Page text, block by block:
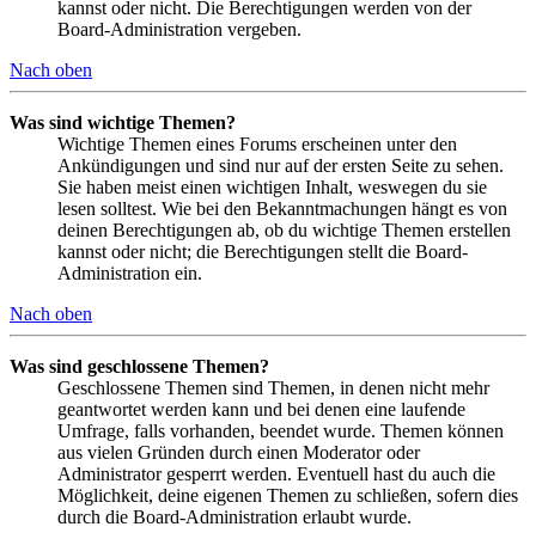
kannst oder nicht. Die Berechtigungen werden von der
Board-Administration vergeben.
Nach oben
Was sind wichtige Themen?
Wichtige Themen eines Forums erscheinen unter den
Ankündigungen und sind nur auf der ersten Seite zu sehen.
Sie haben meist einen wichtigen Inhalt, weswegen du sie
lesen solltest. Wie bei den Bekanntmachungen hängt es von
deinen Berechtigungen ab, ob du wichtige Themen erstellen
kannst oder nicht; die Berechtigungen stellt die Board-
Administration ein.
Nach oben
Was sind geschlossene Themen?
Geschlossene Themen sind Themen, in denen nicht mehr
geantwortet werden kann und bei denen eine laufende
Umfrage, falls vorhanden, beendet wurde. Themen können
aus vielen Gründen durch einen Moderator oder
Administrator gesperrt werden. Eventuell hast du auch die
Möglichkeit, deine eigenen Themen zu schließen, sofern dies
durch die Board-Administration erlaubt wurde.